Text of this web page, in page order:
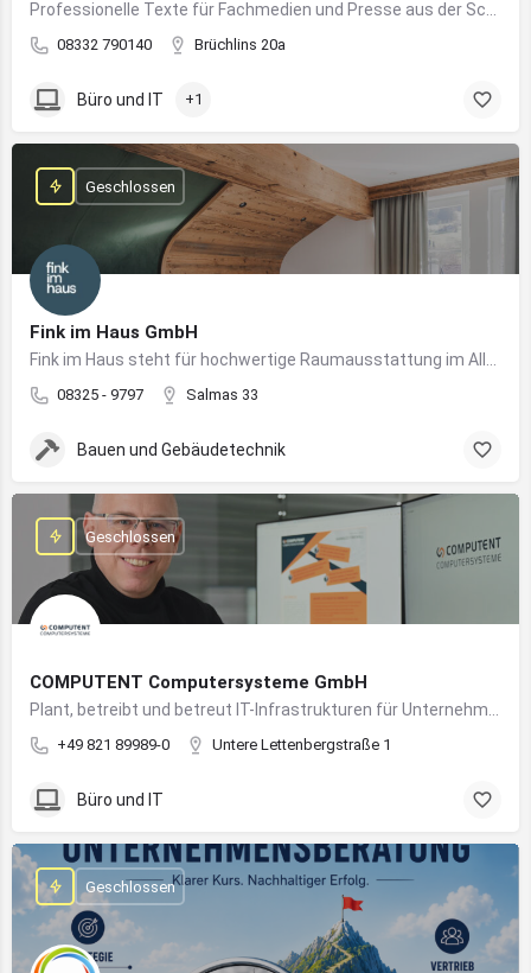
08332 790140 Brüchlins 20a
Büro und IT +1
Fink im Haus GmbH
08325 - 9797 Salmas 33
Geschlossen
Bauen und Gebäudetechnik
COMPUTENT Computersysteme GmbH
+49 821 89989-0 Untere Lettenbergstraße 1
Geschlossen
Büro und IT
Geschlossen